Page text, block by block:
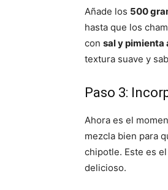
Añade los 500
hasta que los
con sal y pimienta
textura suave y
Paso 3:
Ahora es el
mezcla bien para
chipotle. Este es
delicioso.